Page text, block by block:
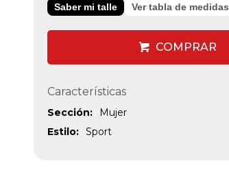
Saber mi talle Ver tabla de medidas
COMPRAR
Características
Sección
Mujer
Estilo
Sport